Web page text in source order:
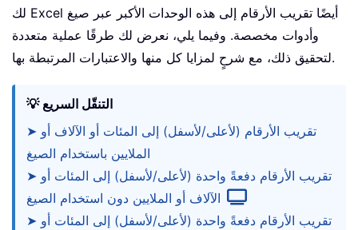
لك Excel أيضًا تقريب الأرقام إلى هذه الوحدات الأكبر عبر صيغ
وأدوات مخصصة. وفيما يلي، نعرض لك طرقًا عملية متعددة
لتحقيق ذلك، مع شرحٍ لمزايا كل منها والاعتبارات المرتبطة بها.
💡 التنقّل السريع
➤ تقريب الأرقام (لأعلى/لأسفل) إلى المئات أو الآلاف أو
الملايين باستخدام الصيغ
➤ تقريب الأرقام دفعةً واحدة (لأعلى/لأسفل) إلى المئات أو
الآلاف أو الملايين دون استخدام الصيغ
➤ تقريب الأرقام دفعةً واحدة (لأعلى/لأسفل) إلى المئات أو